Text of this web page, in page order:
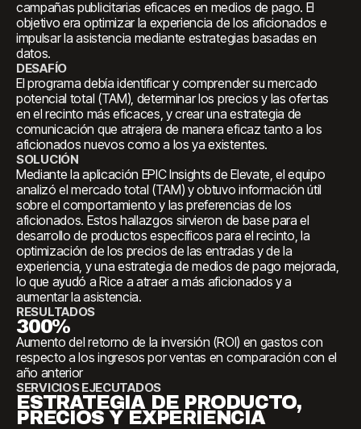
campañas publicitarias eficaces en medios de pago. El
objetivo era optimizar la experiencia de los aficionados e
impulsar la asistencia mediante estrategias basadas en
datos.
DESAFÍO
El programa debía identificar y comprender su mercado
potencial total (TAM), determinar los precios y las ofertas
en el recinto más eficaces, y crear una estrategia de
comunicación que atrajera de manera eficaz tanto a los
aficionados nuevos como a los ya existentes.
SOLUCIÓN
Mediante la aplicación EPIC Insights de Elevate, el equipo
analizó el mercado total (TAM) y obtuvo información útil
sobre el comportamiento y las preferencias de los
aficionados. Estos hallazgos sirvieron de base para el
desarrollo de productos específicos para el recinto, la
optimización de los precios de las entradas y de la
experiencia, y una estrategia de medios de pago mejorada,
lo que ayudó a Rice a atraer a más aficionados y a
aumentar la asistencia.
RESULTADOS
300%
Aumento del retorno de la inversión (ROI) en gastos con
respecto a los ingresos por ventas en comparación con el
año anterior
SERVICIOS EJECUTADOS
ESTRATEGIA DE PRODUCTO,
PRECIOS Y EXPERIENCIA